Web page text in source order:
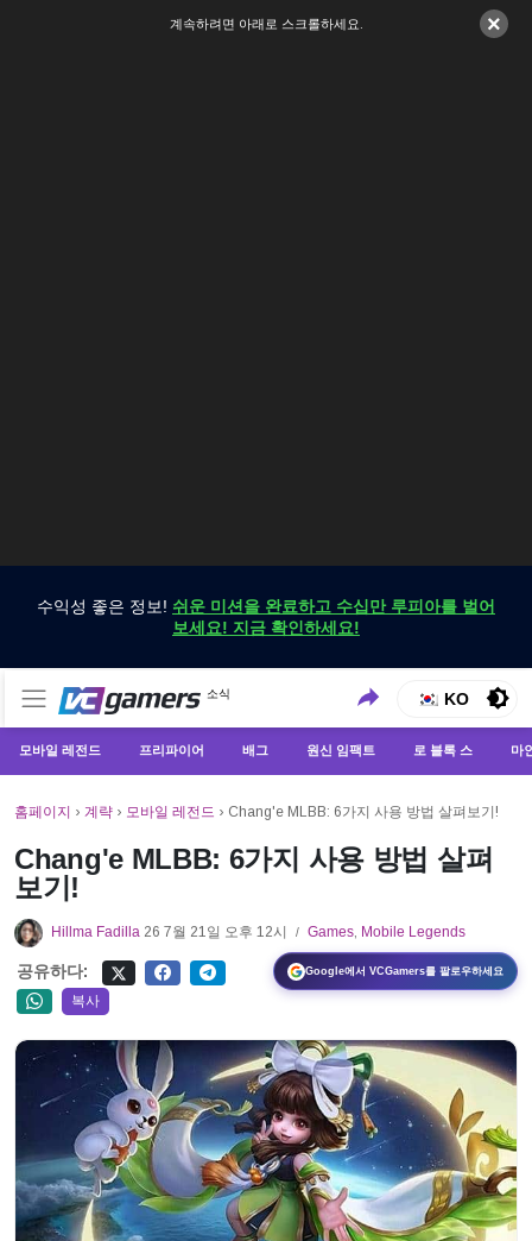
×
계속하려면 아래로 스크롤하세요.
수익성 좋은 정보! 쉬운 미션을 완료하고 수십만 루피아를 벌어
보세요! 지금 확인하세요!
VCGamers 뉴스
소식
VCGamers에서만 최신 게임 뉴스 받기
KO
모바일 레전드 프리파이어 배그 원신 임팩트 로 블록 스 마
홈페이지 › 계략 › 모바일 레전드 › Chang'e MLBB: 6가지 사용 방법 살펴보기!
Chang'e MLBB: 6가지 사용 방법 살펴
보기!
Hillma Fadilla 26 7월 21일 오후 12시 / Games, Mobile Legends
Google에서 VCGamers를 팔로우하세요
공유하다:
복사